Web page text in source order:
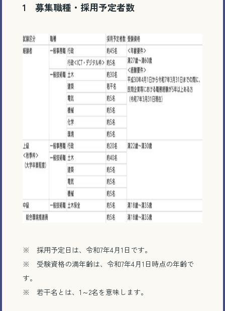
1 募集職種・採用予定者数
※ 採用予定日は、令和7年4月1日です。
※ 受験資格の満年齢は、令和7年4月1日時点の年齢で
す。
※ 若干名とは、1～2名を意味します。